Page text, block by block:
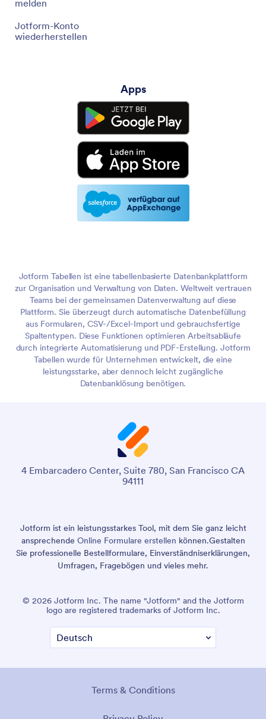
melden
Jotform-Konto
wiederherstellen
Apps
Jotform Tabellen ist eine tabellenbasierte Datenbankplattform
zur Organisation und Verwaltung von Daten. Weltweit vertrauen
Teams bei der gemeinsamen Datenverwaltung auf diese
Plattform. Sie überzeugt durch automatische Datenbefüllung
aus Formularen, CSV-/Excel-Import und gebrauchsfertige
Spaltentypen. Diese Funktionen optimieren Arbeitsabläufe
durch integrierte Automatisierung und PDF-Erstellung. Jotform
Tabellen wurde für Unternehmen entwickelt, die eine
leistungsstarke, aber dennoch leicht zugängliche
Datenbanklösung benötigen.
4 Embarcadero Center, Suite 780, San Francisco CA
94111
Jotform ist ein leistungsstarkes Tool, mit dem Sie ganz leicht
ansprechende Online Formulare erstellen können.Gestalten
Sie professionelle Bestellformulare, Einverständniserklärungen,
Umfragen, Fragebögen und vieles mehr.
© 2026 Jotform Inc. The name "Jotform" and the Jotform
logo are registered trademarks of Jotform Inc.
Terms & Conditions